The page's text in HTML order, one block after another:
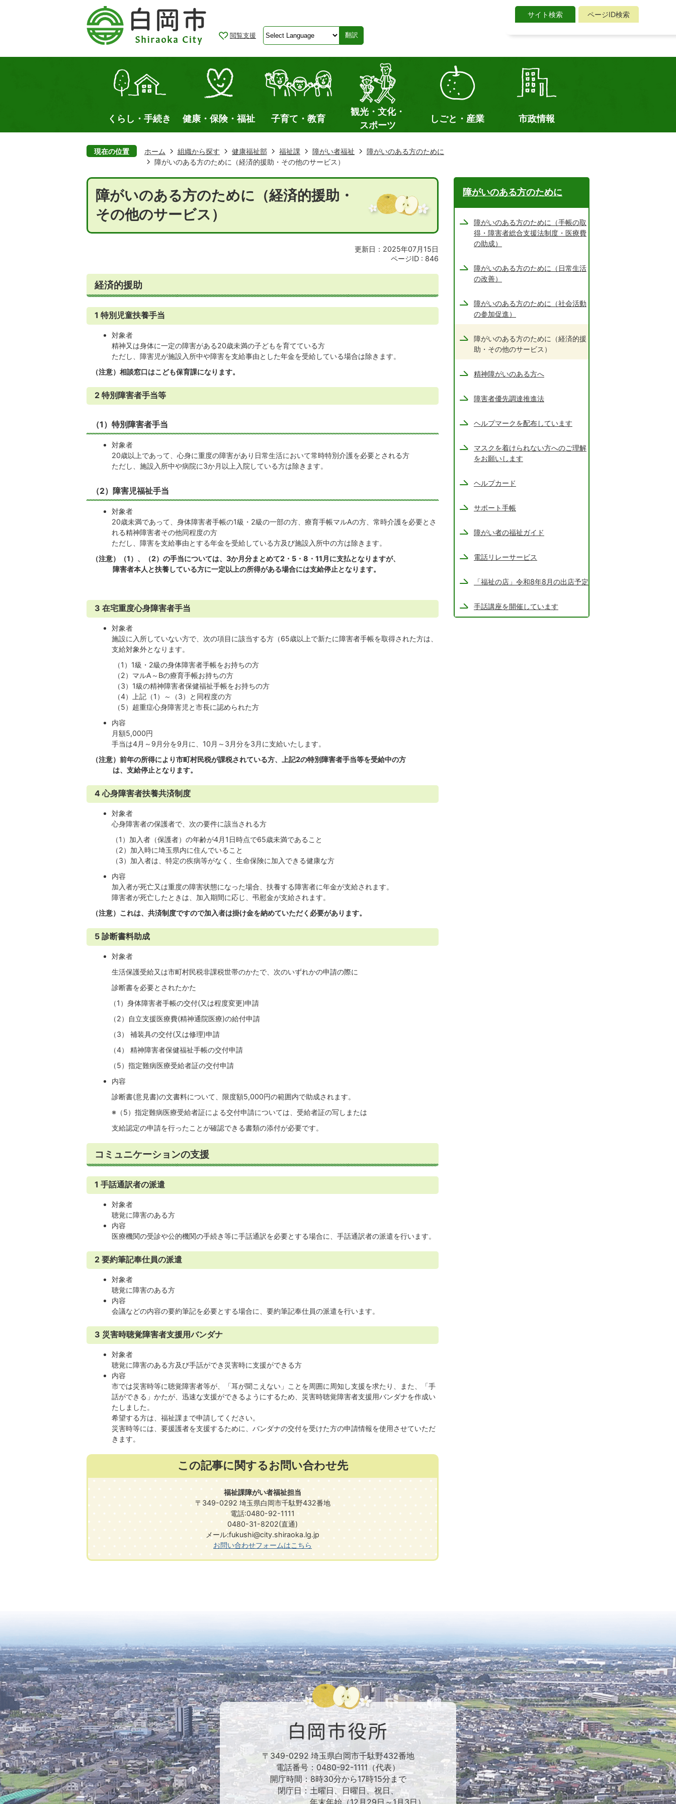
閲覧支援 翻訳
サイト検索
ページID検索
イ
検
くらし・手続き 健康・保険・福祉 子育て・教育
観光・文化・
スポーツ
しごと・産業 市政情報
現在の位置 ホーム 組織から探す 健康福祉部 福祉課 障がい者福祉
障がいのある方のために
障がいのある方のために（経済的援助・その他のサービス）
障がいのある方のために（経済的援助・
その他のサービス）
更新日：2025年07月15日
ページID : 846
経済的援助
1 特別児童扶養手当
対象者
精神又は身体に一定の障害がある20歳未満の子どもを育てている方
ただし、障害児が施設入所中や障害を支給事由とした年金を受給している場合は除きます。
（注意）相談窓口はこども保育課になります。
2 特別障害者手当等
（1）特別障害者手当
対象者
20歳以上であって、心身に重度の障害があり日常生活において常時特別介護を必要とされる方
ただし、施設入所中や病院に3か月以上入院している方は除きます。
（2）障害児福祉手当
対象者
20歳未満であって、身体障害者手帳の1級・2級の一部の方、療育手帳マルAの方、常時介護を必要とさ
れる精神障害者その他同程度の方
ただし、障害を支給事由とする年金を受給している方及び施設入所中の方は除きます。
（注意）（1）、（2）の手当については、3か月分まとめて2・5・8・11月に支払となりますが、
障害者本人と扶養している方に一定以上の所得がある場合には支給停止となります。
3 在宅重度心身障害者手当
対象者
施設に入所していない方で、次の項目に該当する方（65歳以上で新たに障害者手帳を取得された方は、
支給対象外となります。
（1）1級・2級の身体障害者手帳をお持ちの方
（2）マルA～Bの療育手帳お持ちの方
（3）1級の精神障害者保健福祉手帳をお持ちの方
（4）上記（1）～（3）と同程度の方
（5）超重症心身障害児と市長に認められた方
内容
月額5,000円
手当は4月～9月分を9月に、10月～3月分を3月に支給いたします。
（注意）前年の所得により市町村民税が課税されている方、上記2の特別障害者手当等を受給中の方
は、支給停止となります。
4 心身障害者扶養共済制度
対象者
心身障害者の保護者で、次の要件に該当される方
（1）加入者（保護者）の年齢が4月1日時点で65歳未満であること
（2）加入時に埼玉県内に住んでいること
（3）加入者は、特定の疾病等がなく、生命保険に加入できる健康な方
内容
加入者が死亡又は重度の障害状態になった場合、扶養する障害者に年金が支給されます。
障害者が死亡したときは、加入期間に応じ、弔慰金が支給されます。
（注意）これは、共済制度ですので加入者は掛け金を納めていただく必要があります。
5 診断書料助成
対象者
生活保護受給又は市町村民税非課税世帯のかたで、次のいずれかの申請の際に
診断書を必要とされたかた
（1）身体障害者手帳の交付(又は程度変更)申請
（2）自立支援医療費(精神通院医療)の給付申請
（3） 補装具の交付(又は修理)申請
（4） 精神障害者保健福祉手帳の交付申請
（5）指定難病医療受給者証の交付申請
内容
診断書(意見書)の文書料について、限度額5,000円の範囲内で助成されます。
※（5）指定難病医療受給者証による交付申請については、受給者証の写しまたは
支給認定の申請を行ったことが確認できる書類の添付が必要です。
コミュニケーションの支援
1 手話通訳者の派遣
対象者
聴覚に障害のある方
内容
医療機関の受診や公的機関の手続き等に手話通訳を必要とする場合に、手話通訳者の派遣を行います。
2 要約筆記奉仕員の派遣
対象者
聴覚に障害のある方
内容
会議などの内容の要約筆記を必要とする場合に、要約筆記奉仕員の派遣を行います。
3 災害時聴覚障害者支援用バンダナ
対象者
聴覚に障害のある方及び手話ができ災害時に支援ができる方
内容
市では災害時等に聴覚障害者等が、「耳が聞こえない」ことを周囲に周知し支援を求たり、また、「手
話ができる」かたが、迅速な支援ができるようにするため、災害時聴覚障害者支援用バンダナを作成い
たしました。
希望する方は、福祉課まで申請してください。
災害時等には、要援護者を支援するために、バンダナの交付を受けた方の申請情報を使用させていただ
きます。
この記事に関するお問い合わせ先
福祉課障がい者福祉担当
〒349-0292 埼玉県白岡市千駄野432番地
電話:0480-92-1111
0480-31-8202(直通)
メール:fukushi@city.shiraoka.lg.jp
お問い合わせフォームはこちら
障がいのある方のために
障がいのある方のために（手帳の取
得・障害者総合支援法制度・医療費
の助成）
障がいのある方のために（日常生活
の改善）
障がいのある方のために（社会活動
の参加促進）
障がいのある方のために（経済的援
助・その他のサービス）
精神障がいのある方へ
障害者優先調達推進法
ヘルプマークを配布しています
マスクを着けられない方へのご理解
をお願いします
ヘルプカード
サポート手帳
障がい者の福祉ガイド
電話リレーサービス
「福祉の店」令和8年8月の出店予定
手話講座を開催しています
〒349-0292 埼玉県白岡市千駄野432番地
電話番号：0480-92-1111（代表）
開庁時間：8時30分から17時15分まで
閉庁日：土曜日、日曜日、祝日、